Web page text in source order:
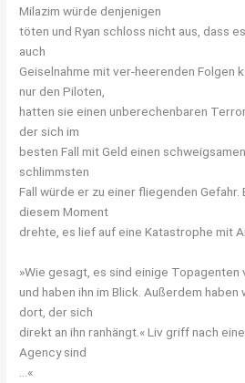
Milazim würde denjenigen
töten und Ryan schloss nicht aus, dass
auch
Geiselnahme mit ver-heerenden Folgen
nur den Piloten,
hatten sie einen unberechenbaren
der sich im
besten Fall mit Geld einen
schlimmsten
Fall würde er zu einer fliegenden Gefahr.
diesem Moment
drehte, es lief auf eine Katastrophe mit
»Wie gesagt, es sind einige Topagenten
und haben ihn im Blick. Außerdem
dort, der sich
direkt an ihn ranhängt.« Liv griff nach
Agency sind
…«